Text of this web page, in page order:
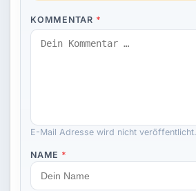
KOMMENTAR *
E-Mail Adresse wird nicht veröffentlicht.
NAME *